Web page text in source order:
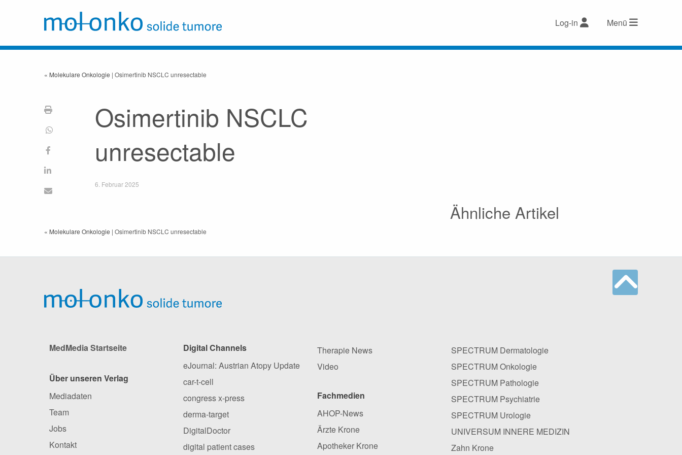
Log-in Menü
« Molekulare Onkologie | Osimertinib NSCLC unresectable
Osimertinib NSCLC
unresectable
6. Februar 2025
Ähnliche Artikel
« Molekulare Onkologie | Osimertinib NSCLC unresectable
MedMedia Startseite
Über unseren Verlag
Mediadaten
Team
Jobs
Kontakt
Digital Channels
eJournal: Austrian Atopy Update
car-t-cell
congress x-press
derma-target
DigitalDoctor
digital patient cases
Therapie News
Video
Fachmedien
AHOP-News
Ärzte Krone
Apotheker Krone
SPECTRUM Dermatologie
SPECTRUM Onkologie
SPECTRUM Pathologie
SPECTRUM Psychiatrie
SPECTRUM Urologie
UNIVERSUM INNERE MEDIZIN
Zahn Krone